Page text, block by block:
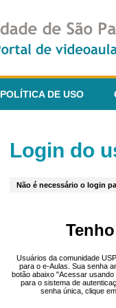
POLÍTICA DE USO
Login do
Não é necessário o login
Usuários da comunidade
para o e-Aulas. Sua senha
botão abaixo "Acessar
para o sistema de
senha única, clique